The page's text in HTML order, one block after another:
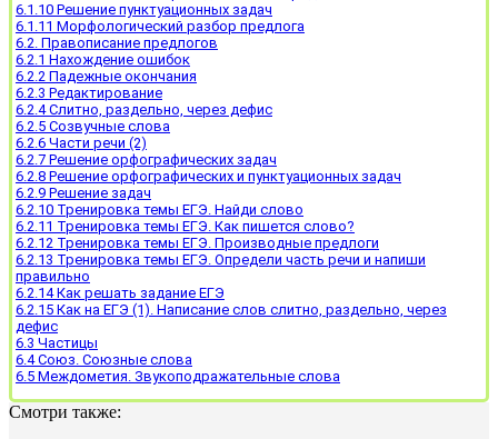
6.1.10 Решение пунктуационных задач
6.1.11 Морфологический разбор предлога
6.2. Правописание предлогов
6.2.1 Нахождение ошибок
6.2.2 Падежные окончания
6.2.3 Редактирование
6.2.4 Слитно, раздельно, через дефис
6.2.5 Созвучные слова
6.2.6 Части речи (2)
6.2.7 Решение орфографических задач
6.2.8 Решение орфографических и пунктуационных задач
6.2.9 Решение задач
6.2.10 Тренировка темы ЕГЭ. Найди слово
6.2.11 Тренировка темы ЕГЭ. Как пишется слово?
6.2.12 Тренировка темы ЕГЭ. Производные предлоги
6.2.13 Тренировка темы ЕГЭ. Определи часть речи и напиши
правильно
6.2.14 Как решать задание ЕГЭ
6.2.15 Как на ЕГЭ (1). Написание слов слитно, раздельно, через
дефис
6.3 Частицы
6.4 Союз. Союзные слова
6.5 Междометия. Звукоподражательные слова
Смотри также: